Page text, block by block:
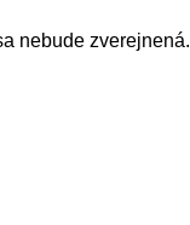
nebude zverejnená.